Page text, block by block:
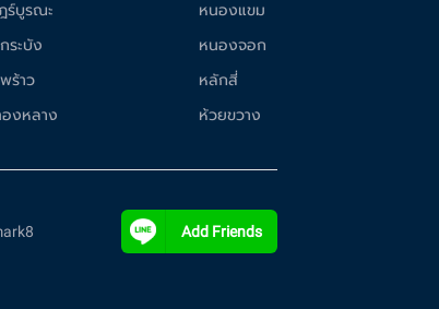
ร์บูรณะ
ระบัง
ร้าว
งหลาง
หนองแขม
หนองจอก
หลักสี่
ห้วยขวาง
Add Friends